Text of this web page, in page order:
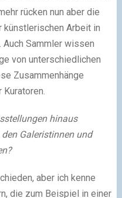
rücken nun aber die
künstlerischen Arbeit in
Sammler wissen
von unterschiedlichen
Zusammenhänge
hinaus
Galeristinnen und
aber ich kenne
die zum Beispiel in einer